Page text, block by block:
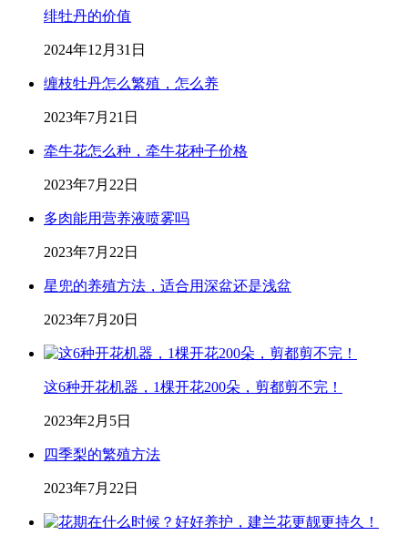
绯牡丹的价值
2024年12月31日
缠枝牡丹怎么繁殖，怎么养
2023年7月21日
牵牛花怎么种，牵牛花种子价格
2023年7月22日
多肉能用营养液喷雾吗
2023年7月22日
星兜的养殖方法，适合用深盆还是浅盆
2023年7月20日
这6种开花机器，1棵开花200朵，剪都剪不完！
2023年2月5日
四季梨的繁殖方法
2023年7月22日